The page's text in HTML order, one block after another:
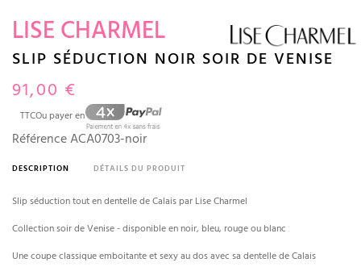
LISE CHARMEL
SLIP SÉDUCTION NOIR SOIR DE VENISE
91,00 €
TTCOu payer en
RéférenceACA0703-noir
DESCRIPTION DÉTAILS DU PRODUIT
Slip séduction tout en dentelle de Calais par Lise Charmel
Collection soir de Venise - disponible en noir, bleu, rouge ou blanc
Une coupe classique emboitante et sexy au dos avec sa dentelle de Calais